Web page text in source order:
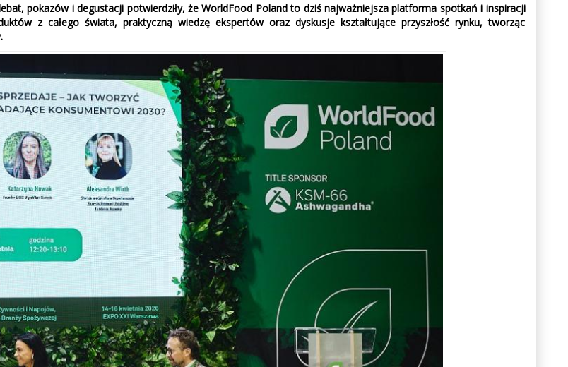
pokazów i degustacji potwierdziły, że WorldFood Poland to dziś najważniejsza platforma spotkań i inspiracji
z całego świata, praktyczną wiedzę ekspertów oraz dyskusje kształtujące przyszłość rynku, tworząc